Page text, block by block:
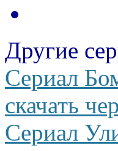
Другие
Сериал
скачать
Сериал